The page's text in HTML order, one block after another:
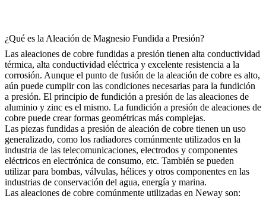
¿Qué es la Aleación de Magnesio Fundida a Presión?
Las aleaciones de cobre fundidas a presión tienen alta conductividad
térmica, alta conductividad eléctrica y excelente resistencia a la
corrosión. Aunque el punto de fusión de la aleación de cobre es alto,
aún puede cumplir con las condiciones necesarias para la fundición
a presión. El principio de fundición a presión de las aleaciones de
aluminio y zinc es el mismo. La fundición a presión de aleaciones de
cobre puede crear formas geométricas más complejas.
Las piezas fundidas a presión de aleación de cobre tienen un uso
generalizado, como los radiadores comúnmente utilizados en la
industria de las telecomunicaciones, electrodos y componentes
eléctricos en electrónica de consumo, etc. También se pueden
utilizar para bombas, válvulas, hélices y otros componentes en las
industrias de conservación del agua, energía y marina.
Las aleaciones de cobre comúnmente utilizadas en Neway son: